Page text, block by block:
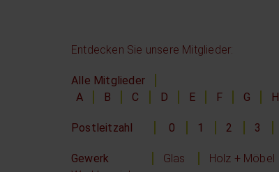
Entdecken Sie unsere Mitglieder:
Alle Mitglieder
A
B C D E F G H
Postleitzahl 0 1 2 3
Gewerk Glas Holz + Möbel